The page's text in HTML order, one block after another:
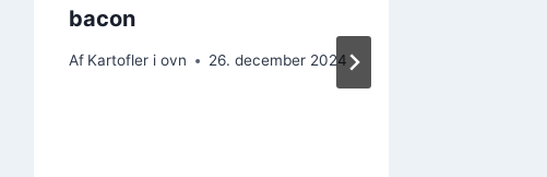
bacon
Af Kartofler i ovn 26. december 2024